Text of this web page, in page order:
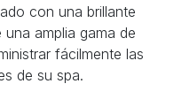
con una brillante
amplia gama de
fácilmente las
de su spa.